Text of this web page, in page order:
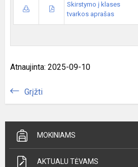
Skirstymo į klases
tvarkos aprašas
Atnaujinta: 2025-09-10
Grįžti
MOKINIAMS
AKTUALU TĖVAMS